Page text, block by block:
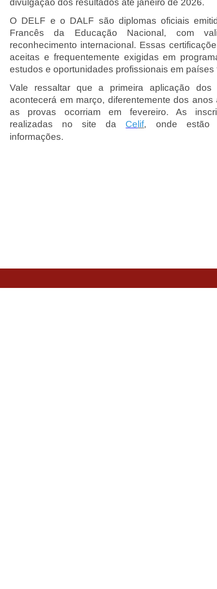
divulgação dos resultados até janeiro de 2026.
O DELF e o DALF são diplomas oficiais
Francês da Educação Nacional, com
reconhecimento internacional. Essas
aceitas e frequentemente exigidas em
estudos e oportunidades profissionais em países
Vale ressaltar que a primeira aplicação
acontecerá em março, diferentemente dos anos
as provas ocorriam em fevereiro. As
realizadas no site da Ce lif, onde estão
informações.